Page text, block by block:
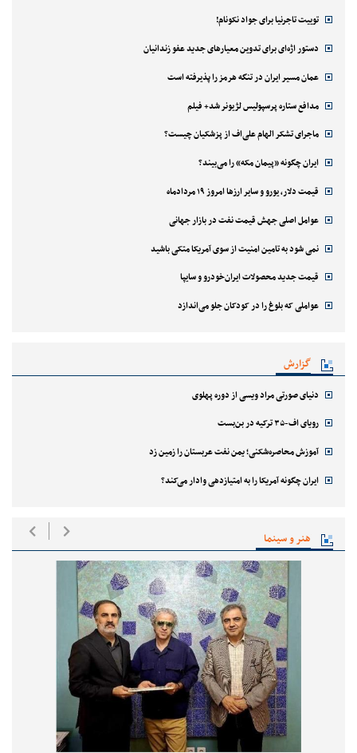
توییت تاجرنیا برای جواد نکونام!
دستور اژه‌ای برای تدوین معیارهای جدید عفو زندانیان
عمان مسیر ایران در تنگه هرمز را پذیرفته است
مدافع ستاره پرسپولیس لژیونر شد+ فیلم
ماجرای تشکر الهام علی‌اف از پزشکیان چیست؟
ایران چگونه «پیمان مکه» را می‌بیند؟
قیمت دلار، یورو و سایر ارزها امروز ۱۹ مردادماه
عوامل اصلی جهش قیمت نفت در بازار جهانی
نمی شود به تامین امنیت از سوی آمریکا متکی باشید
قیمت جدید محصولات ایران‌خودرو و سایپا
عواملی که بلوغ را در کودکان جلو می‌اندازد
گزارش
دنیای صورتی مراد ویسی از دوره پهلوی
رویای اف-۳۵ ترکیه در بن‌بست
آموزش محاصره‌شکنی؛ یمن نفت عربستان را زمین زد
ایران چگونه آمریکا را به امتیازدهی وادار می‌کند؟
هنر و سینما